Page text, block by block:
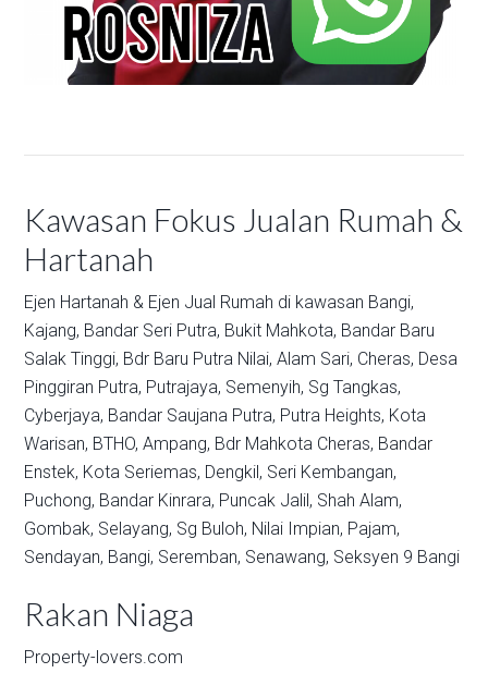
Kawasan Fokus Jualan Rumah &
Hartanah
Ejen Hartanah & Ejen Jual Rumah di kawasan Bangi,
Kajang, Bandar Seri Putra, Bukit Mahkota, Bandar Baru
Salak Tinggi, Bdr Baru Putra Nilai, Alam Sari, Cheras, Desa
Pinggiran Putra, Putrajaya, Semenyih, Sg Tangkas,
Cyberjaya, Bandar Saujana Putra, Putra Heights, Kota
Warisan, BTHO, Ampang, Bdr Mahkota Cheras, Bandar
Enstek, Kota Seriemas, Dengkil, Seri Kembangan,
Puchong, Bandar Kinrara, Puncak Jalil, Shah Alam,
Gombak, Selayang, Sg Buloh, Nilai Impian, Pajam,
Sendayan, Bangi, Seremban, Senawang, Seksyen 9 Bangi
Rakan Niaga
Property-lovers.com